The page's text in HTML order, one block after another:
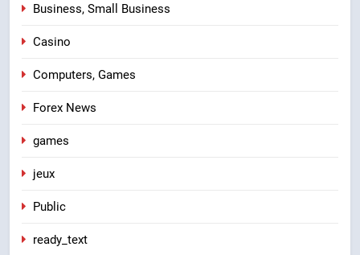
Business, Small Business
Casino
Computers, Games
Forex News
games
jeux
Public
ready_text